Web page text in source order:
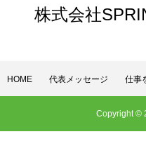
株式会社
HOME 代表メッセージ 仕事
Copyright ©